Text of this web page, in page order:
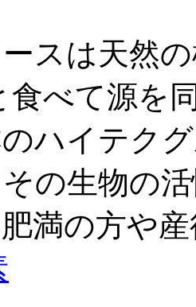
スは天然
食べて源を
ハイテク
の生物の
満の方や